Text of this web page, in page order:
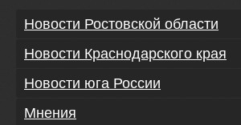
Новости Ростовской области
Новости Краснодарского края
Новости юга России
Мнения